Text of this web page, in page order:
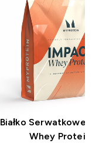
Białko Serwatkowe
Whey Protein)